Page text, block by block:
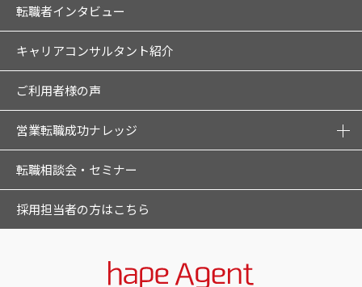
転職者インタビュー
キャリアコンサルタント紹介
ご利用者様の声
営業転職成功ナレッジ
転職相談会・セミナー
採用担当者の方はこちら